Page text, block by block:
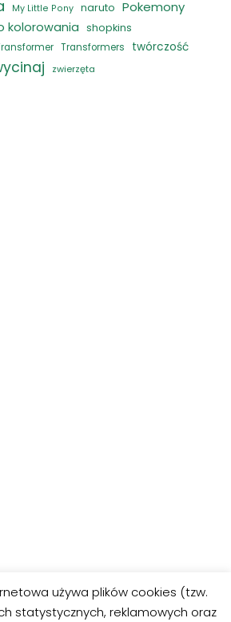
My Little Pony naruto Pokemony
kolorowania shopkins
Transformers
twórczość
zwierzęta
Squishmallows
kolorowanka 5
używa plików cookies (tzw.
statystycznych, reklamowych oraz